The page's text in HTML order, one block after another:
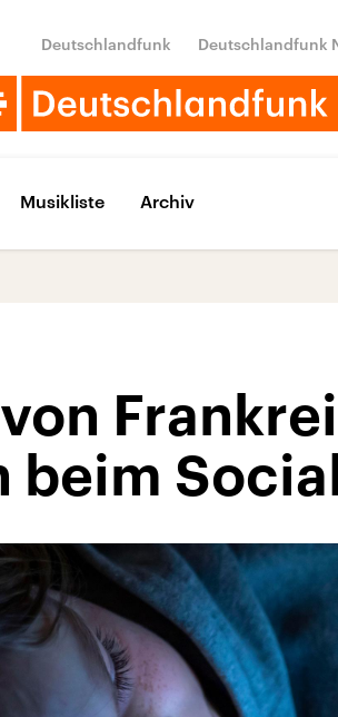
Deutschlandfunk Deutschlandfunk
Musikliste Archiv
beim